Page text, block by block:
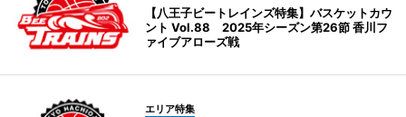
【八王子ビートレインズ特集】バスケットカウ
ント Vol.88 2025年シーズン第26節 香川フ
ァイブアローズ戦
エリア特集